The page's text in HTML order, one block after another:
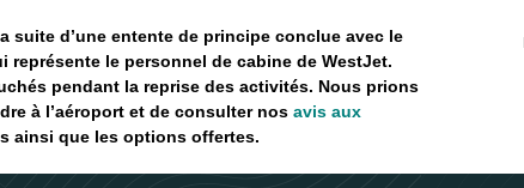
suite d’une entente de principe conclue avec le
le personnel de cabine de WestJet.
pendant la reprise des activités. Nous prions
à l’aéroport et de consulter nos avis aux
ainsi que les options offertes.